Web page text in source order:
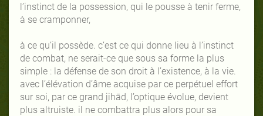
l’instinct de la possession, qui le pousse à tenir ferme,
à se cramponner,
à ce qu’il possède. c’est ce qui donne lieu à l’instinct
de combat, ne serait-ce que sous sa forme la plus
simple : la défense de son droit à l’existence, à la vie.
avec l’élévation d’âme acquise par ce perpétuel effort
sur soi, par ce grand jihād, l’optique évolue, devient
plus altruiste. il ne combattra plus alors pour sa